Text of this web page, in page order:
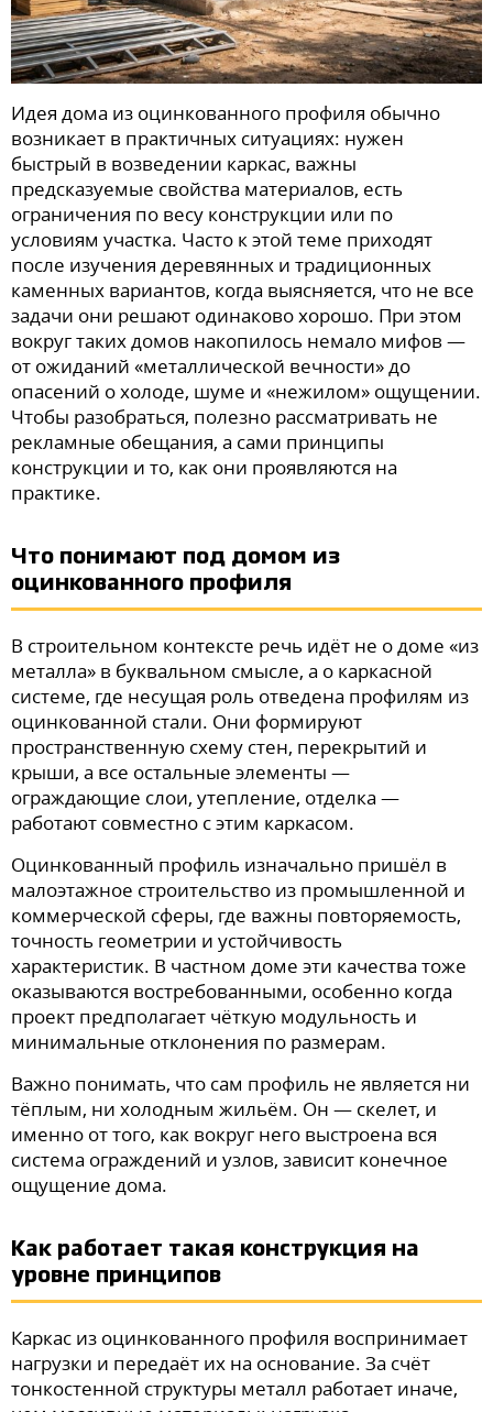
Идея дома из оцинкованного профиля обычно
возникает в практичных ситуациях: нужен
быстрый в возведении каркас, важны
предсказуемые свойства материалов, есть
ограничения по весу конструкции или по
условиям участка. Часто к этой теме приходят
после изучения деревянных и традиционных
каменных вариантов, когда выясняется, что не все
задачи они решают одинаково хорошо. При этом
вокруг таких домов накопилось немало мифов —
от ожиданий «металлической вечности» до
опасений о холоде, шуме и «нежилом» ощущении.
Чтобы разобраться, полезно рассматривать не
рекламные обещания, а сами принципы
конструкции и то, как они проявляются на
практике.
Что понимают под домом из
оцинкованного профиля
В строительном контексте речь идёт не о доме «из
металла» в буквальном смысле, а о каркасной
системе, где несущая роль отведена профилям из
оцинкованной стали. Они формируют
пространственную схему стен, перекрытий и
крыши, а все остальные элементы —
ограждающие слои, утепление, отделка —
работают совместно с этим каркасом.
Оцинкованный профиль изначально пришёл в
малоэтажное строительство из промышленной и
коммерческой сферы, где важны повторяемость,
точность геометрии и устойчивость
характеристик. В частном доме эти качества тоже
оказываются востребованными, особенно когда
проект предполагает чёткую модульность и
минимальные отклонения по размерам.
Важно понимать, что сам профиль не является ни
тёплым, ни холодным жильём. Он — скелет, и
именно от того, как вокруг него выстроена вся
система ограждений и узлов, зависит конечное
ощущение дома.
Как работает такая конструкция на
уровне принципов
Каркас из оцинкованного профиля воспринимает
нагрузки и передаёт их на основание. За счёт
тонкостенной структуры металл работает иначе,